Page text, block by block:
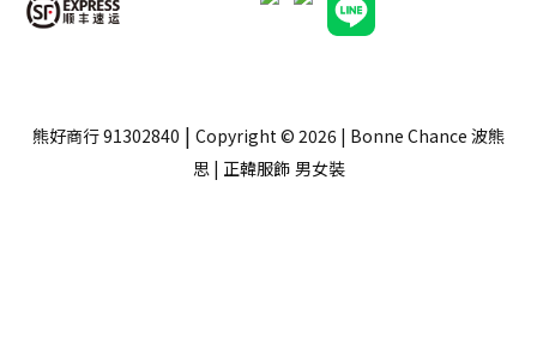
熊好商行 91302840 | Copyright © 2026 | Bonne Chance 波熊
思 | 正韓服飾 男女裝